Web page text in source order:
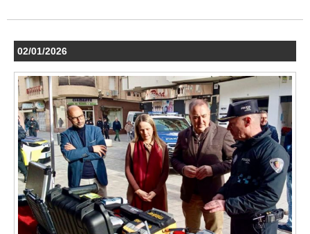
02/01/2026